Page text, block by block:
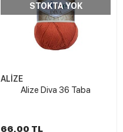
STOKTA YOK
ALİZE
Alize Diva 36 Taba
66,00 TL